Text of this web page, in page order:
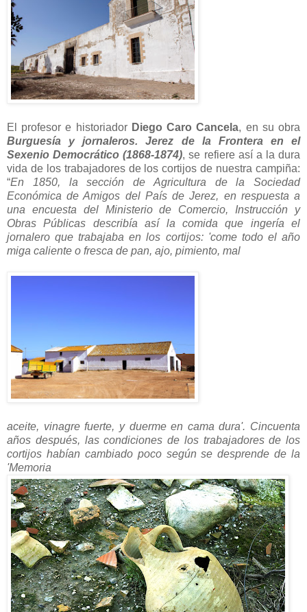
El profesor e historiador Diego Caro Cancela, en su obra
Burguesía y jornaleros. Jerez de la Frontera en el
Sexenio Democrático (1868-1874), se refiere así a la dura
vida de los trabajadores de los cortijos de nuestra campiña:
“En 1850, la sección de Agricultura de la Sociedad
Económica de Amigos del País de Jerez, en respuesta a
una encuesta del Ministerio de Comercio, Instrucción y
Obras Públicas describía así la comida que ingería el
jornalero que trabajaba en los cortijos: 'come todo el año
miga caliente o fresca de pan, ajo, pimiento, mal
aceite, vinagre fuerte, y duerme en cama dura'. Cincuenta
años después, las condiciones de los trabajadores de los
cortijos habían cambiado poco según se desprende de la
'Memoria